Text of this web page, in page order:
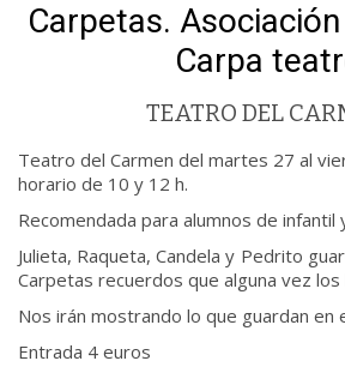
Carpetas.
Carpa
TEATRO DEL
Teatro del Carmen del martes 27 al
horario de 10 y 12 h.
Recomendada para alumnos de infantil
Julieta, Raqueta, Candela y Pedrito
Carpetas recuerdos que alguna vez los
Nos irán mostrando lo que guardan en
Entrada 4 euros